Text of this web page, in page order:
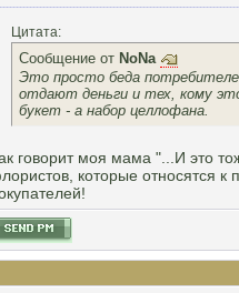
Цитата:
Сообщение от NoNa
Это просто беда
отдают деньги и тех, кому
букет - а набор целлофана.
говорит моя мама "...И это
которые относятся к